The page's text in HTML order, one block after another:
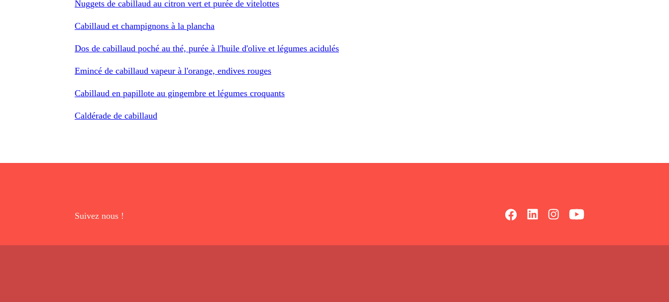
Nuggets de cabillaud au citron vert et purée de vitelottes
Cabillaud et champignons à la plancha
Dos de cabillaud poché au thé, purée à l'huile d'olive et légumes acidulés
Emincé de cabillaud vapeur à l'orange, endives rouges
Cabillaud en papillote au gingembre et légumes croquants
Caldérade de cabillaud
Suivez nous !